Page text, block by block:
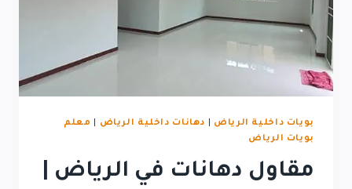
بويات داخلية الرياض دهانات داخلية الرياض
معلم
بويات الرياض
مقاول دهانات في الرياض |